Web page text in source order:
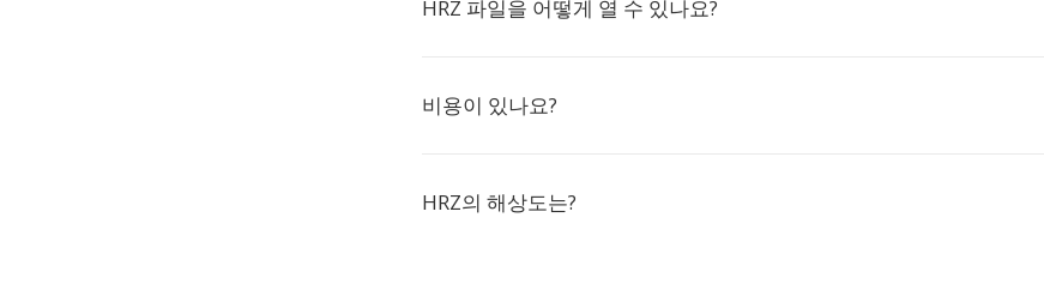
HRZ 파일을 어떻게 열 수 있나요?
비용이 있나요?
HRZ의 해상도는?